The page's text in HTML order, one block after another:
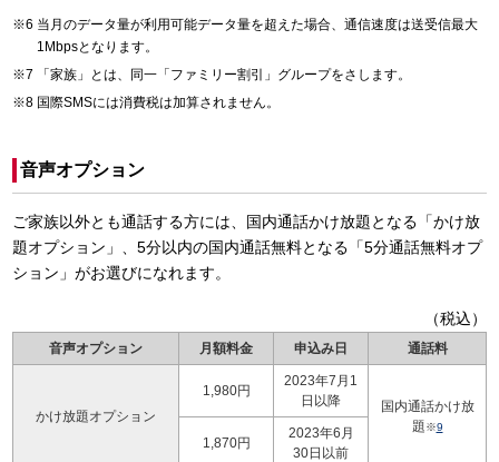
当月のデータ量が利用可能データ量を超えた場合、通信速度は送受信最大
1Mbpsとなります。
「家族」とは、同一「ファミリー割引」グループをさします。
国際SMSには消費税は加算されません。
音声オプション
ご家族以外とも通話する方には、国内通話かけ放題となる「かけ放
題オプション」、5分以内の国内通話無料となる「5分通話無料オプ
ション」がお選びになれます。
（税込）
音声オプション 月額料金 申込み日 通話料
かけ放題オプション
1,980円
2023年7月1
日以降
国内通話かけ放
題※9
1,870円
2023年6月
30日以前